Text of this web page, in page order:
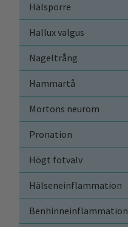
Hälsporre
Hallux valgus
Nageltrång
Hammartå
Mortons neurom
Pronation
Högt fotvalv
Hälseneinflammation
Benhinneinflammation